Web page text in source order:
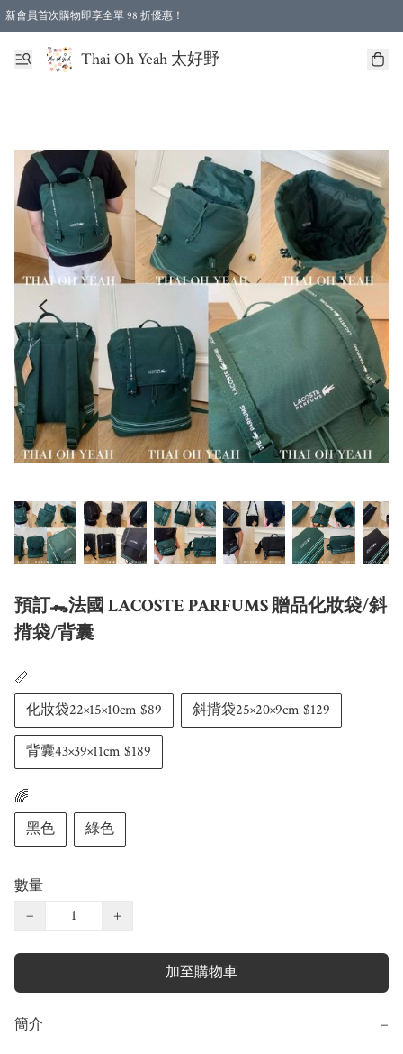
新會員首次購物即享全單 98 折優惠！
特選會員可享全單低至 96 折優惠！
Thai Oh Yeah 太好野
預訂🐊法國 LACOSTE PARFUMS 贈品化妝袋/斜
揹袋/背囊
📏
化妝袋22×15×10cm $89
斜揹袋25×20×9cm $129
背囊43×39×11cm $189
🌈
黑色
綠色
數量
−
+
加至購物車
簡介 −